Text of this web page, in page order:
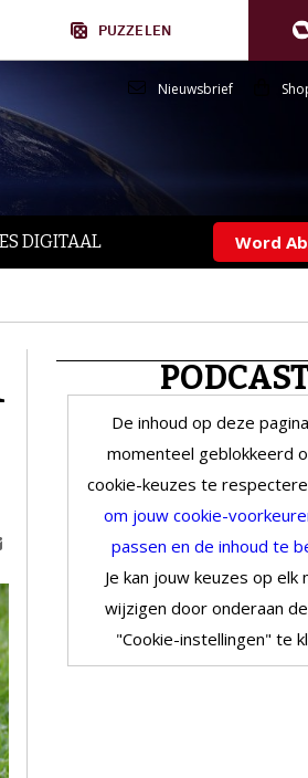
PUZZELEN
Nieuwsbrief
DIGITAAL Word
De inhoud op deze
momenteel geblokkeerd
cookie-keuzes te
om jouw cookie-
passen en de inhoud te
Je kan jouw keuzes op elk
wijzigen door onderaan
"Cookie-instellingen" te